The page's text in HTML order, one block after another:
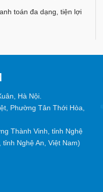
toán đa dạng, tiện lợi
Hà Nội.
Phường Tân Thới Hòa,
Thành Vinh, tỉnh Nghệ
Nghệ An, Việt Nam)